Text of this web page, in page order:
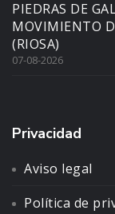
PIEDRAS DE
MOVIMIENTO
(RIOSA)
07-08-2026
Privacidad
Aviso legal
Política de